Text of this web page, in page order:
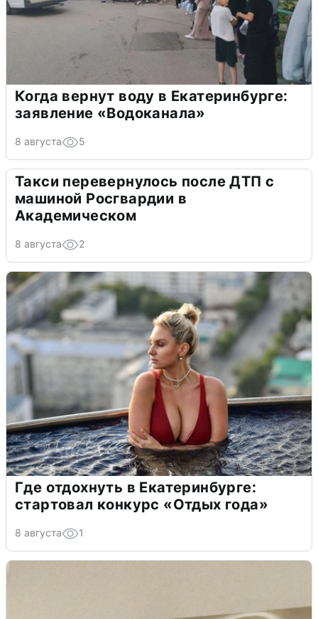
Когда вернут воду в Екатеринбурге:
заявление «Водоканала»
8 августа 5
Такси перевернулось после ДТП с
машиной Росгвардии в
Академическом
8 августа 2
Где отдохнуть в Екатеринбурге:
стартовал конкурс «Отдых года»
8 августа 1